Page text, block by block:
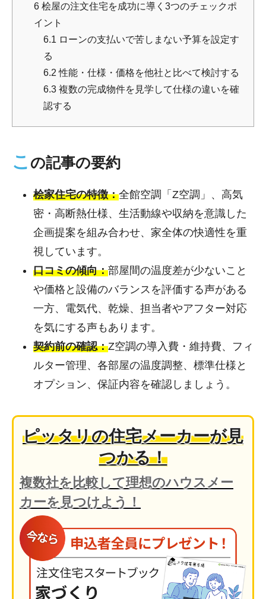
6 桧屋の注文住宅を成功に導く3つのチェックポ
イント
6.1 ローンの支払いで苦しまない予算を設定す
る
6.2 性能・仕様・価格を他社と比べて検討する
6.3 複数の完成物件を見学して仕様の違いを確
認する
こ の記事の要約
桧家住宅の特徴：全館空調「Z空調」、高気
密・高断熱仕様、生活動線や収納を意識した
企画提案を組み合わせ、家全体の快適性を重
視しています。
口コミの傾向：部屋間の温度差が少ないこと
や価格と設備のバランスを評価する声がある
一方、電気代、乾燥、担当者やアフター対応
を気にする声もあります。
契約前の確認：Z空調の導入費・維持費、フィ
ルター管理、各部屋の温度調整、標準仕様と
オプション、保証内容を確認しましょう。
ピッタリの住宅メーカーが見
つかる！
複数社を比較して理想のハウスメー
カーを見つけよう！